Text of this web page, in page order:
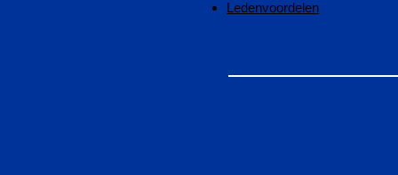
Ledenvoordelen